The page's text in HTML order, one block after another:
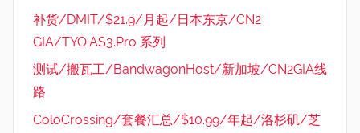
补货/DMIT/$21.9/月起/日本东京/CN2
GIA/TYO.AS3.Pro 系列
测试/搬瓦工/BandwagonHost/新加坡/CN2GIA线
路
ColoCrossing/套餐汇总/$10.99/年起/洛杉矶/芝